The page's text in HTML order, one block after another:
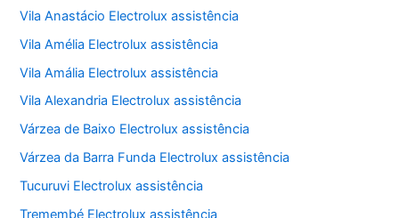
Vila Anastácio Electrolux assistência
Vila Amélia Electrolux assistência
Vila Amália Electrolux assistência
Vila Alexandria Electrolux assistência
Várzea de Baixo Electrolux assistência
Várzea da Barra Funda Electrolux assistência
Tucuruvi Electrolux assistência
Tremembé Electrolux assistência